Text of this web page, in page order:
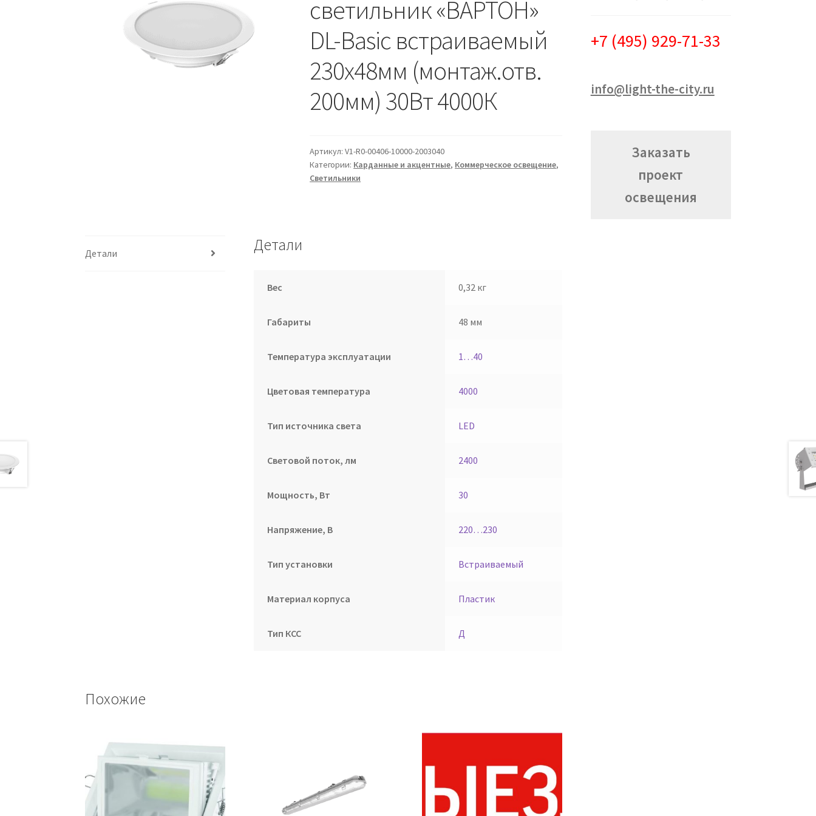
светильник «ВАРТОН»
DL-Basic встраиваемый
230х48мм (монтаж.отв.
200мм) 30Вт 4000К
Артикул:V1-R0-00406-10000-2003040
Категории: Карданные и акцентные, Коммерческое освещение,
Светильники
Детали Детали
Вес 0,32 кг
Габариты 48 мм
Температура эксплуатации 1…40
Цветовая температура 4000
Тип источника света LED
Световой поток, лм 2400
Мощность, Вт 30
Напряжение, В 220…230
Тип установки Встраиваемый
Материал корпуса Пластик
Тип КСС Д
Похожие
+7 (495) 929-71-33
info@light-the-city.ru
Заказать
проект
освещения